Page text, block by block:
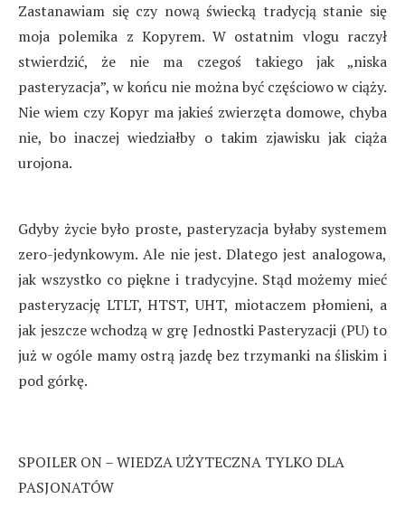
Zastanawiam się czy nową świecką tradycją stanie się
moja polemika z Kopyrem. W ostatnim vlogu raczył
stwierdzić, że nie ma czegoś takiego jak „niska
pasteryzacja”, w końcu nie można być częściowo w ciąży.
Nie wiem czy Kopyr ma jakieś zwierzęta domowe, chyba
nie, bo inaczej wiedziałby o takim zjawisku jak ciąża
urojona.
Gdyby życie było proste, pasteryzacja byłaby systemem
zero-jedynkowym. Ale nie jest. Dlatego jest analogowa,
jak wszystko co piękne i tradycyjne. Stąd możemy mieć
pasteryzację LTLT, HTST, UHT, miotaczem płomieni, a
jak jeszcze wchodzą w grę Jednostki Pasteryzacji (PU) to
już w ogóle mamy ostrą jazdę bez trzymanki na śliskim i
pod górkę.
SPOILER ON – WIEDZA UŻYTECZNA TYLKO DLA
PASJONATÓW